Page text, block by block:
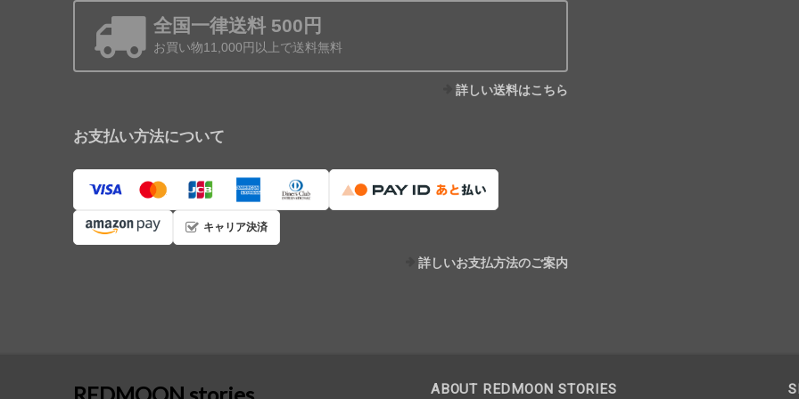
全国一律送料 500円
お買い物11,000円以上で送料無料
詳しい送料はこちら
お支払い方法について
キャリア決済
詳しいお支払方法のご案内
REDMOON stories ABOUT REDMOON STORIES